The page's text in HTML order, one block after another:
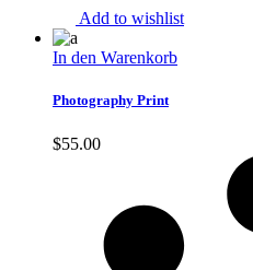
Add to wishlist
In den Warenkorb
Photography Print
$55.00